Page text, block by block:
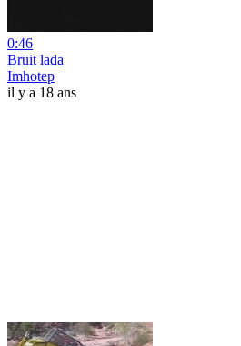
0:46
Bruit lada
Imhotep
il y a 18 ans